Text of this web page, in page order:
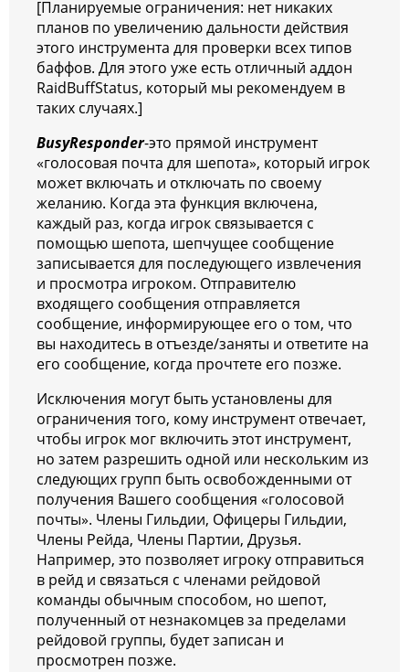
[Планируемые ограничения: нет никаких
планов по увеличению дальности действия
этого инструмента для проверки всех типов
баффов. Для этого уже есть отличный аддон
RaidBuffStatus, который мы рекомендуем в
таких случаях.]
BusyResponder-это прямой инструмент
«голосовая почта для шепота», который игрок
может включать и отключать по своему
желанию. Когда эта функция включена,
каждый раз, когда игрок связывается с
помощью шепота, шепчущее сообщение
записывается для последующего извлечения
и просмотра игроком. Отправителю
входящего сообщения отправляется
сообщение, информирующее его о том, что
вы находитесь в отъезде/заняты и ответите на
его сообщение, когда прочтете его позже.
Исключения могут быть установлены для
ограничения того, кому инструмент отвечает,
чтобы игрок мог включить этот инструмент,
но затем разрешить одной или нескольким из
следующих групп быть освобожденными от
получения Вашего сообщения «голосовой
почты». Члены Гильдии, Офицеры Гильдии,
Члены Рейда, Члены Партии, Друзья.
Например, это позволяет игроку отправиться
в рейд и связаться с членами рейдовой
команды обычным способом, но шепот,
полученный от незнакомцев за пределами
рейдовой группы, будет записан и
просмотрен позже.